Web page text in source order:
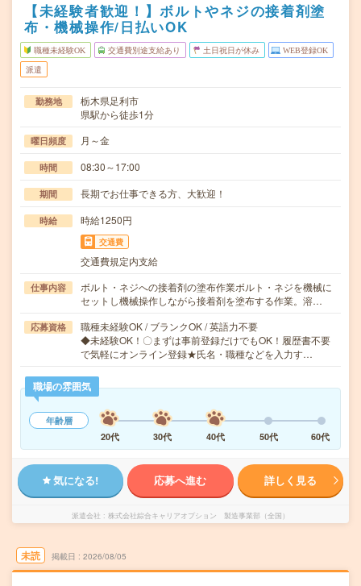
【未経験者歓迎！】ボルトやネジの接着剤塗
布・機械操作/日払いOK
職種未経験OK 交通費別途支給あり 土日祝日が休み WEB登録OK
派遣
勤務地
栃木県足利市
県駅から徒歩1分
曜日頻度 月～金
時間 08:30～17:00
期間 長期でお仕事できる方、大歓迎！
時給 時給1250円
交通費
交通費規定内支給
仕事内容
ボルト・ネジへの接着剤の塗布作業ボルト・ネジを機械に
セットし機械操作しながら接着剤を塗布する作業。溶…
応募資格
職種未経験OK / ブランクOK / 英語力不要
◆未経験OK！〇まずは事前登録だけでもOK！履歴書不要
で気軽にオンライン登録★氏名・職種などを入力す…
職場の雰囲気
年齢層
20代
30代 40代 50代 60代
気になる! 応募へ進む 詳しく見る
派遣会社 株式会社綜合キャリアオプション 製造事業部（全国）
未読 掲載日 2026/08/05